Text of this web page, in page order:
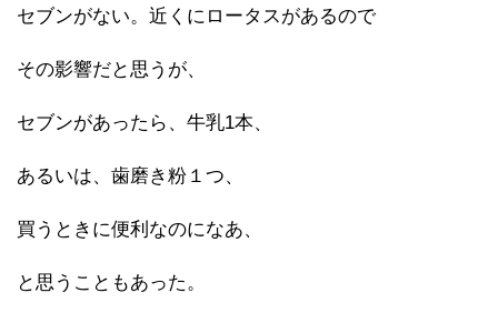
セブンがない。近くにロータスがあるので
その影響だと思うが、
セブンがあったら、牛乳1本、
あるいは、歯磨き粉１つ、
買うときに便利なのになあ、
と思うこともあった。